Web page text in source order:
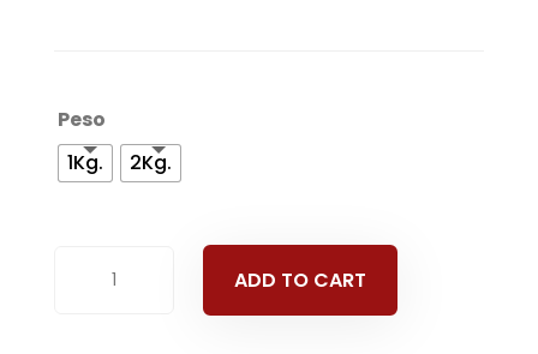
Peso
1Kg.
2Kg.
ADD TO CART